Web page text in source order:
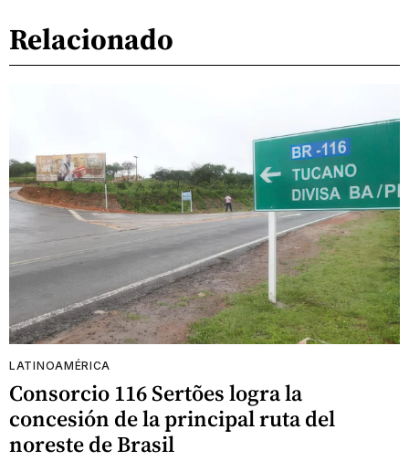
Relacionado
LATINOAMÉRICA
Consorcio 116 Sertões logra la
concesión de la principal ruta del
noreste de Brasil